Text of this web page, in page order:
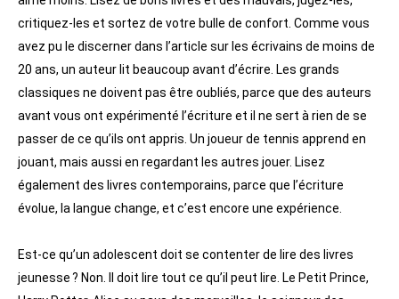
critiquez-les et sortez de votre bulle de confort. Comme vous
avez pu le discerner dans l’article sur les écrivains de moins de
20 ans, un auteur lit beaucoup avant d’écrire. Les grands
classiques ne doivent pas être oubliés, parce que des auteurs
avant vous ont expérimenté l’écriture et il ne sert à rien de se
passer de ce qu’ils ont appris. Un joueur de tennis apprend en
jouant, mais aussi en regardant les autres jouer. Lisez
également des livres contemporains, parce que l’écriture
évolue, la langue change, et c’est encore une expérience.
Est-ce qu’un adolescent doit se contenter de lire des livres
jeunesse ? Non. Il doit lire tout ce qu’il peut lire. Le Petit Prince,